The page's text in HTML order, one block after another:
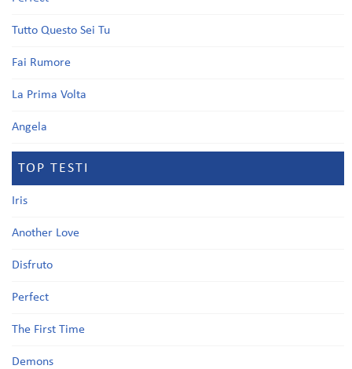
Tutto Questo Sei Tu
Fai Rumore
La Prima Volta
Angela
TOP TESTI
Iris
Another Love
Disfruto
Perfect
The First Time
Demons